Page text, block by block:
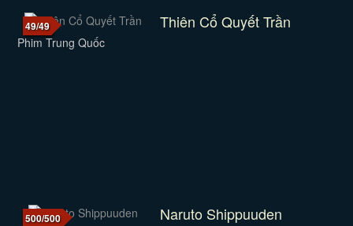
49/49 Thiên Cổ Quyết Trần
Phim Trung Quốc
500/500 Naruto Shippuuden